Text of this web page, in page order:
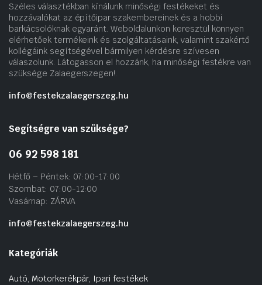
Széles választékban kínálunk minőségi festékeket és
hozzávalókat az építőipar szakembereinek és a hobbi
barkácsolóknak egyaránt. Weboldalunkon keresztül könnyen
elérhetőek termékeink és szolgáltatásaink, valamint szakértő
kollégáink segítségével bármilyen kérdésre szívesen
válaszolunk. Látogasson el hozzánk, ha minőségi festékre van
szüksége Zalaegerszegen!.
info@festekzalaegerszeg.hu
Segítségre van szüksége?
06 92 598 181
Hétfő – Péntek: 07:00-17:00
Szombat: 07:00-12:00
Vasárnap: ZÁRVA
info@festekzalaegerszeg.hu
Kategóriák
Autó, Motorkerékpár, Ipari festékek